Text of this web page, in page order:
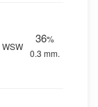
WSW
36%
0.3 mm.